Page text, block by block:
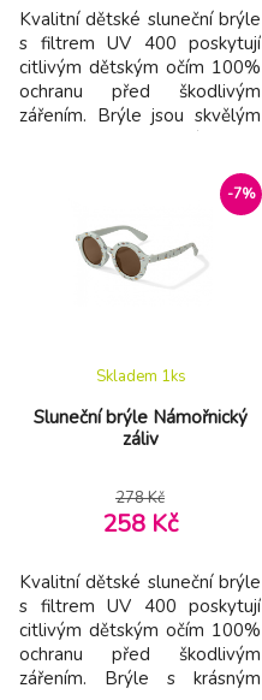
Kvalitní dětské sluneční brýle
s filtrem UV 400 poskytují
citlivým dětským očím 100%
ochranu před škodlivým
zářením. Brýle jsou skvělým
Čočky brýlí obsahují sluneční
filtr kategorie 3 (propustnost
světla 8 – 18%) – tmavý filtr
vhodný pro intenzivní
sluneční záření. Materiál:
-7%
Sluneční brýle Námořnický
záliv
Skladem 1ks
278 Kč
258 Kč
Kvalitní dětské sluneční brýle
s filtrem UV 400 poskytují
citlivým dětským očím 100%
ochranu před škodlivým
zářením. Brýle s krásným